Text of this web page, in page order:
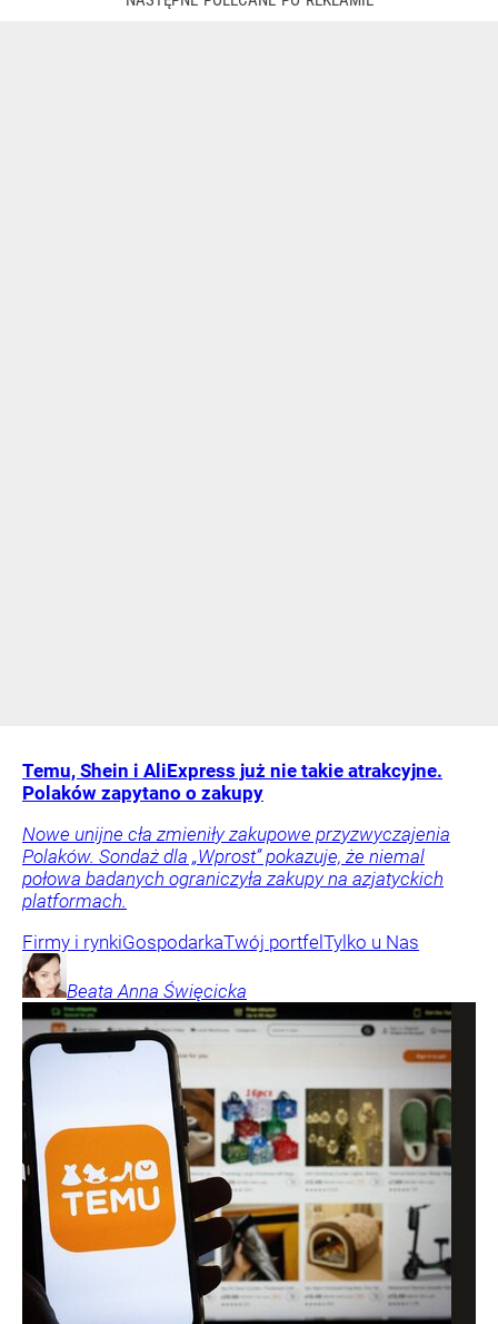
Temu, Shein i AliExpress już nie takie atrakcyjne.
Polaków zapytano o zakupy
Nowe unijne cła zmieniły zakupowe przyzwyczajenia
Polaków. Sondaż dla „Wprost” pokazuje, że niemal
połowa badanych ograniczyła zakupy na azjatyckich
platformach.
Firmy i rynkiGospodarkaTwój portfel Tylko u Nas
Beata Anna Święcicka